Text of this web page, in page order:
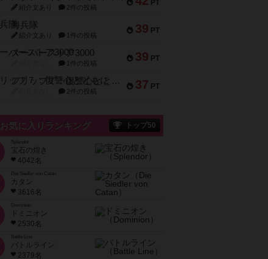
PT
紹介文あり 2件の投稿
39 PT
海兵隊
紹介文あり 1件の投稿
39 PT
スーパーストア3000
1件の投稿
37 PT
フリップ７：復讐心とともに
2件の投稿
お気に入りランキング トップ50
宝石の煌き
4042名
Die Siedler von Catan
カタン
3616名
ドミニオン
2530名
Battle Line
バトルライン
2379名